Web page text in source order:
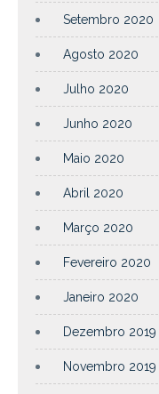
Setembro 2020
Agosto 2020
Julho 2020
Junho 2020
Maio 2020
Abril 2020
Março 2020
Fevereiro 2020
Janeiro 2020
Dezembro 2019
Novembro 2019